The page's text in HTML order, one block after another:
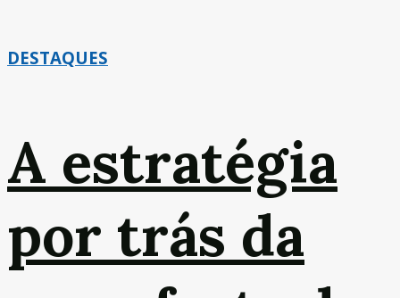
DESTAQUES
A estratégia
por trás da